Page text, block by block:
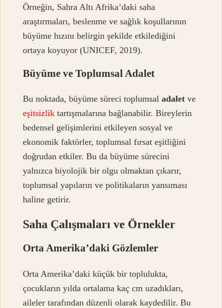
Örneğin, Sahra Altı Afrika’daki saha
araştırmaları, beslenme ve sağlık koşullarının
büyüme hızını belirgin şekilde etkilediğini
ortaya koyuyor (UNICEF, 2019).
Büyüme ve Toplumsal Adalet
Bu noktada, büyüme süreci toplumsaladalet ve
eşitsizlik tartışmalarına bağlanabilir. Bireylerin
bedensel gelişimlerini etkileyen sosyal ve
ekonomik faktörler, toplumsal fırsat eşitliğini
doğrudan etkiler. Bu da büyüme sürecini
yalnızca biyolojik bir olgu olmaktan çıkarır,
toplumsal yapıların ve politikaların yansıması
haline getirir.
Saha Çalışmaları ve Örnekler
Orta Amerika’daki Gözlemler
Orta Amerika’daki küçük bir toplulukta,
çocukların yılda ortalama kaç cm uzadıkları,
aileler tarafından düzenli olarak kaydedilir. Bu